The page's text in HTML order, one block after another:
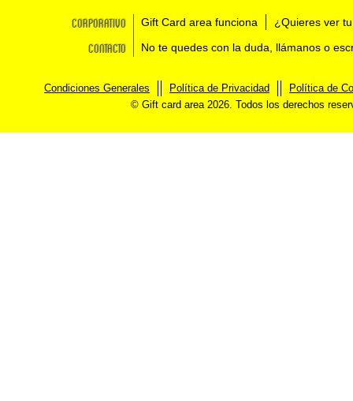
Corporativo Gift Card area funciona ¿Quieres ver
Contacto No te quedes con la duda, llámanos o
Condiciones Generales Política de Privacidad
Política de
© Gift card area 2026. Todos los derechos